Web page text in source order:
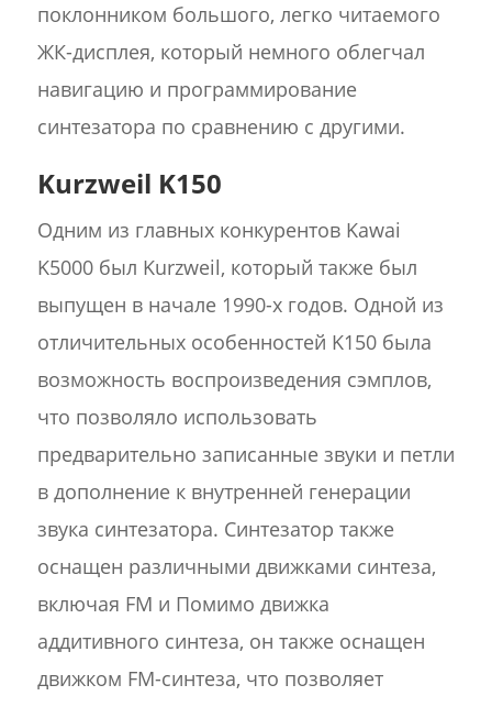
поклонником большого, легко читаемого
ЖК-дисплея, который немного облегчал
навигацию и программирование
синтезатора по сравнению с другими.
Kurzweil K150
Одним из главных конкурентов Kawai
K5000 был Kurzweil, который также был
выпущен в начале 1990-х годов. Одной из
отличительных особенностей K150 была
возможность воспроизведения сэмплов,
что позволяло использовать
предварительно записанные звуки и петли
в дополнение к внутренней генерации
звука синтезатора. Синтезатор также
оснащен различными движками синтеза,
включая FM и Помимо движка
аддитивного синтеза, он также оснащен
движком FM-синтеза, что позволяет